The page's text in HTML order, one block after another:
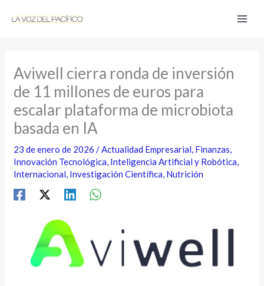
Aviwell cierra ronda de inversión
de 11 millones de euros para
escalar plataforma de microbiota
basada en IA
23 de enero de 2026/Actualidad Empresarial, Finanzas,
Innovación Tecnológica, Inteligencia Artificial y Robótica,
Internacional, Investigación Científica, Nutrición